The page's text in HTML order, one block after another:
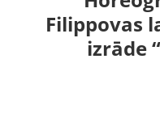
Filippovas
izrāde